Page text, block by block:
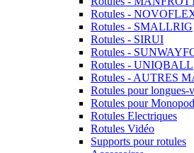
Rotules -
Rotules - SMALLRIG
Rotules - SIRUI
Rotules -
Rotules - UNIQBALL
Rotules - AUTRES
Rotules pour longues-
Rotules pour
Rotules Electriques
Rotules Vidéo
Supports pour rotules